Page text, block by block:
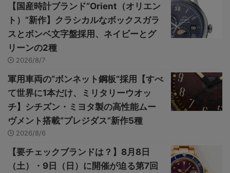
【国産時計ブランド“Orient（オリエン
ト）”新作】クラシカルなボックスガラ
スとボンベ文字盤採用、ネイビーとグ
リーンの2種
2026/8/7
軍用車両の“ボンネット鋼板”採用【すべ
て世界に1本だけ、ミリタリーウオッ
チ】シチズン・ミヨタ製の高性能ムー
ヴメント搭載“プレジダス”新作5種
2026/8/6
【要チェックブランドは？】8月8日
（土）・9日（日）に開催が迫る第7回